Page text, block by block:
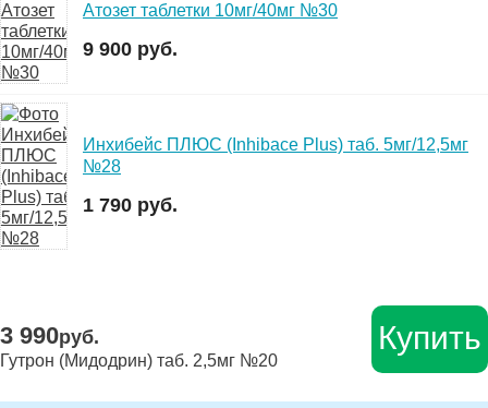
Атозет таблетки 10мг/40мг №30
9 900 руб.
Инхибейс ПЛЮС (Inhibace Plus) таб. 5мг/12,5мг
№28
1 790 руб.
3 990руб.
Гутрон (Мидодрин) таб. 2,5мг №20
Купить